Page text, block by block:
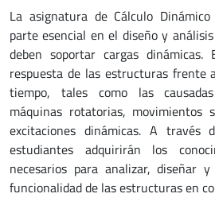
La asignatura de Cálculo
parte esencial en el diseño y
deben soportar cargas
respuesta de las estructuras frente
tiempo, tales como las
máquinas rotatorias, movimientos
excitaciones dinámicas. A través
estudiantes adquirirán los
necesarios para analizar, diseñar
funcionalidad de las estructuras en